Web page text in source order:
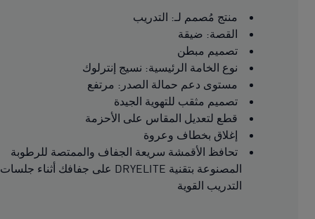
منتج مُصمم لـ: التدريب
القصة: ضيقة
تصميم مبطن
نوع الخامة الرئيسية: نسيج إنترلوك
مستوى دعم حمالة الصدر: مرتفع
تصميم مثقب للتهوية الجيدة
قطع لتعديل المقاس على الأحزمة
إغلاق بخطاف وعروة
تحافظ الأقمشة سريعة الجفاف والممتصة للرطوبة
المصنوعة بتقنية DRYELITE على جفافك أثناء جلسات
التدريب القوية